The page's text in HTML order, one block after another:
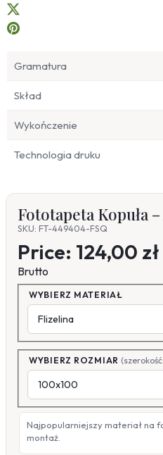
Gramatura
Skład
Wykończenie
Technologia druku
Fototapeta Kopuła
SKU: FT-449404-FSQ
Price: 124,00 zł
Brutto
WYBIERZ MATERIAŁ
WYBIERZ ROZMIAR
Najpopularniejszy materiał na
montaż.